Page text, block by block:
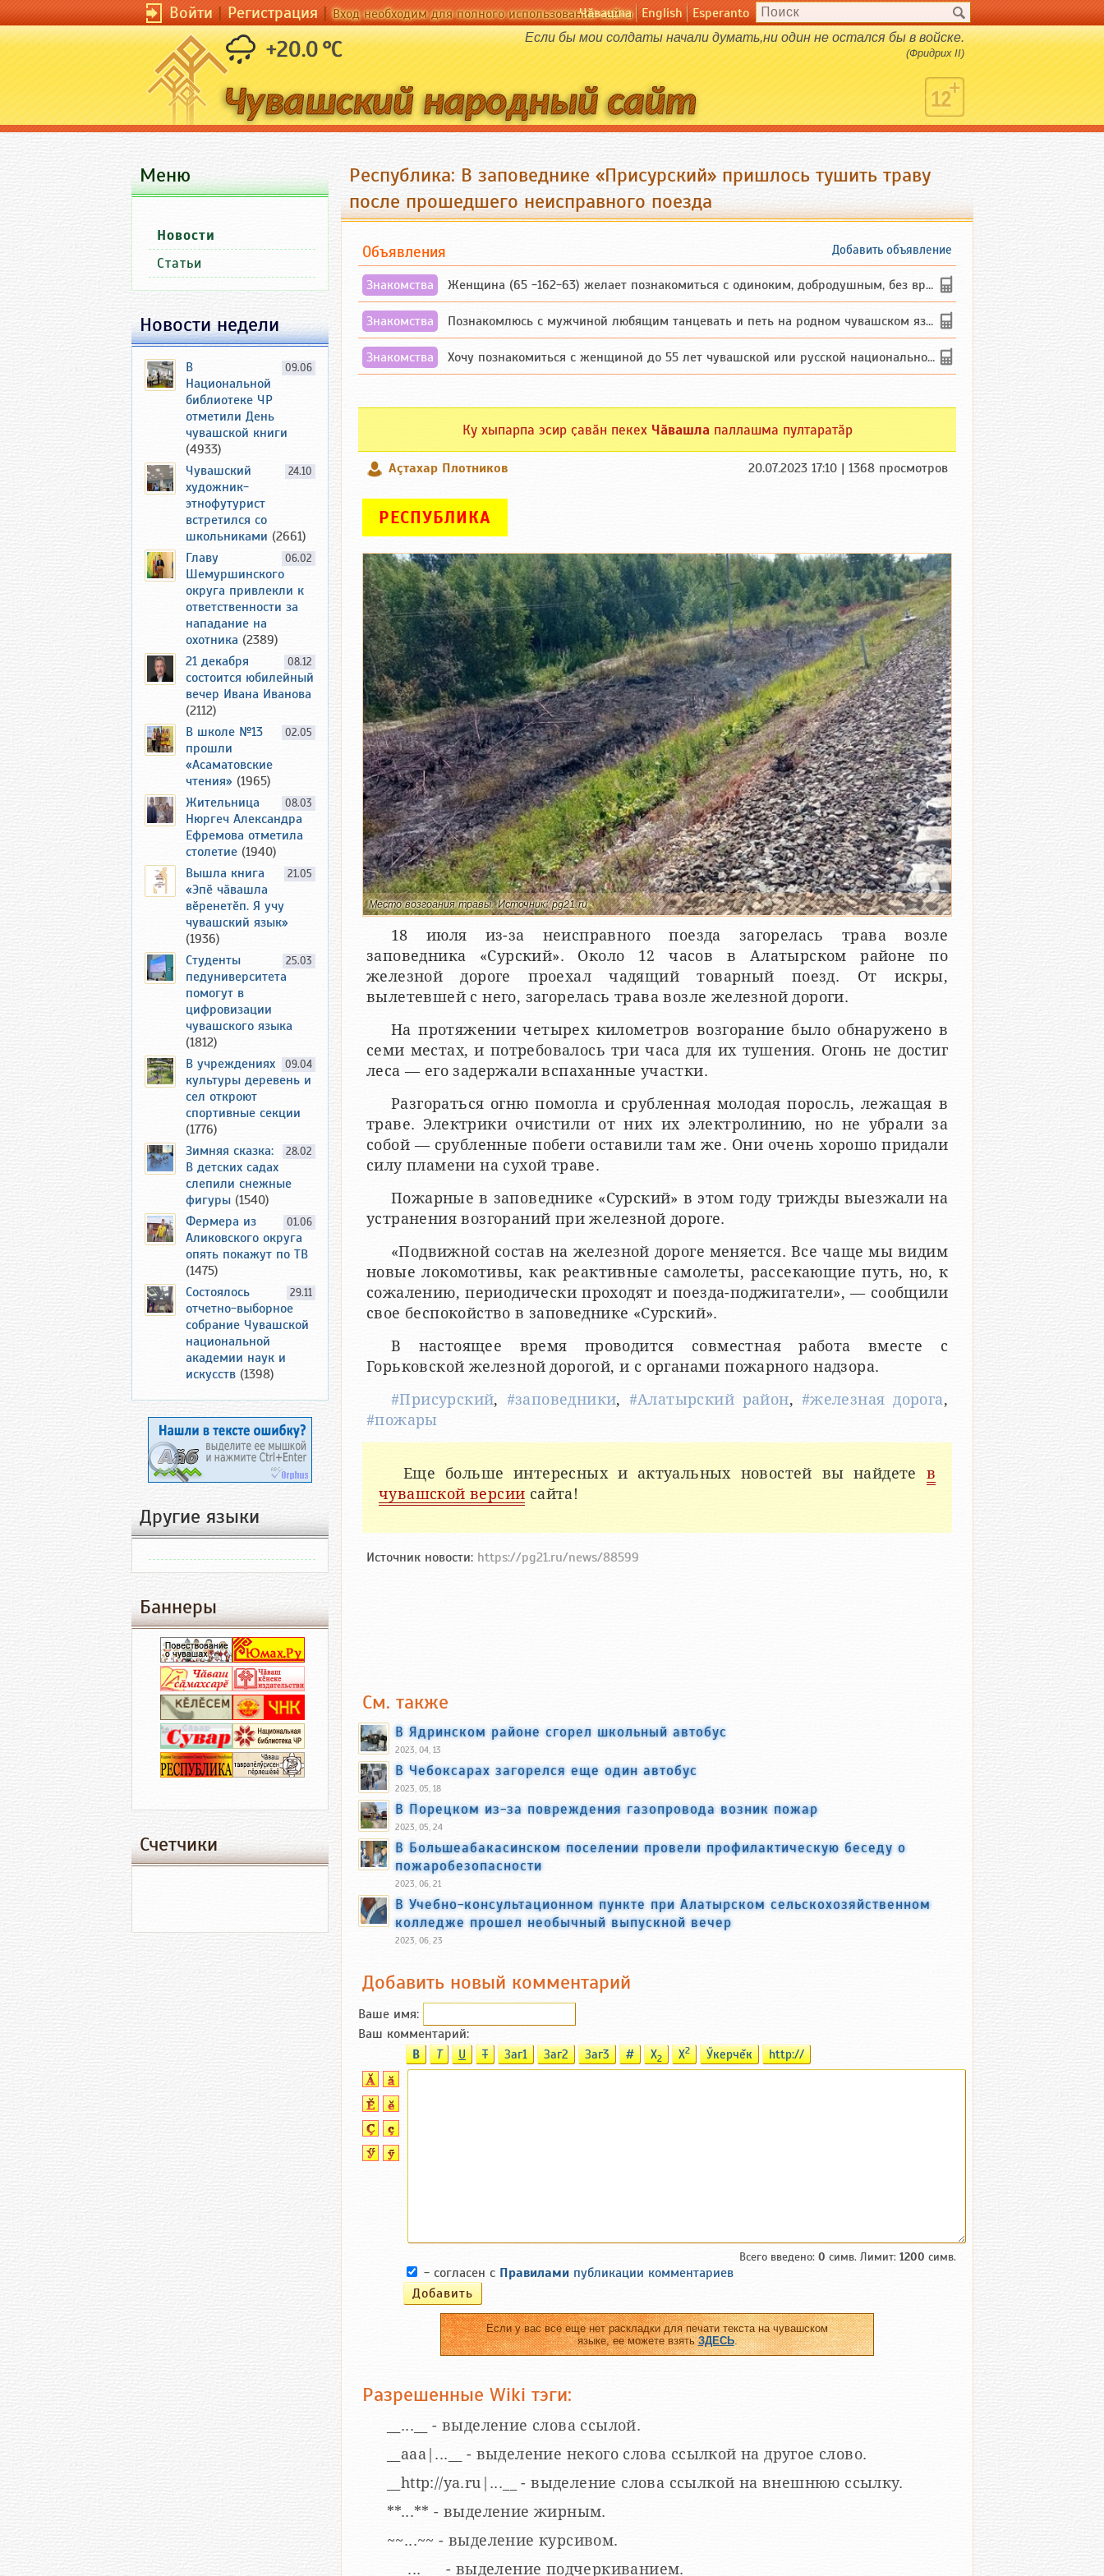
Войти|Регистрация|Вход необходим для полного использования сайта
Чӑвашла English Esperanto
+20.0 °C Если бы мои солдаты начали думать,ни один не остался бы в войске.
(Фридрих II)
Республика: В заповеднике «Присурский» пришлось тушить траву
после прошедшего неисправного поезда
Добавить объявление
Объявления
Знакомства Женщина (65 -162-63) желает познакомиться с одиноким, добродушным, без вредных ...
Знакомства Познакомлюсь с мужчиной любящим танцевать и петь на родном чувашском языке
Знакомства Хочу познакомиться с женщиной до 55 лет чувашской или русской национальности дл...
Ку хыпарпа эсир ҫавӑн пекех Чӑвашла паллашма пултаратӑр
Аçтахар Плотников 20.07.2023 17:10 | 1368 просмотров
РЕСПУБЛИКА
Место возгоания травы. Источник: pg21.ru
18 июля из-за неисправного поезда загорелась трава возле
заповедника «Сурский». Около 12 часов в Алатырском районе по
железной дороге проехал чадящий товарный поезд. От искры,
вылетевшей с него, загорелась трава возле железной дороги.
На протяжении четырех километров возгорание было обнаружено в
семи местах, и потребовалось три часа для их тушения. Огонь не достиг
леса — его задержали вспаханные участки.
Разгораться огню помогла и срубленная молодая поросль, лежащая в
траве. Электрики очистили от них их электролинию, но не убрали за
собой — срубленные побеги оставили там же. Они очень хорошо придали
силу пламени на сухой траве.
Пожарные в заповеднике «Сурский» в этом году трижды выезжали на
устранения возгораний при железной дороге.
«Подвижной состав на железной дороге меняется. Все чаще мы видим
новые локомотивы, как реактивные самолеты, рассекающие путь, но, к
сожалению, периодически проходят и поезда-поджигатели», — сообщили
свое беспокойство в заповеднике «Сурский».
В настоящее время проводится совместная работа вместе с
Горьковской железной дорогой, и с органами пожарного надзора.
#Присурский, #заповедники, #Алатырский район, #железная дорога,
#пожары
Еще больше интересных и актуальных новостей вы найдете в
чувашской версии сайта!
Источник новости: https://pg21.ru/news/88599
См. также
В Ядринском районе сгорел школьный автобус
2023, 04, 13
В Чебоксарах загорелся еще один автобус
2023, 05, 18
В Порецком из-за повреждения газопровода возник пожар
2023, 05, 24
В Большеабакасинском поселении провели профилактическую беседу о
пожаробезопасности
2023, 06, 21
В Учебно-консультационном пункте при Алатырском сельскохозяйственном
колледже прошел необычный выпускной вечер
2023, 06, 23
Добавить новый комментарий
Ваше имя:
Ваш комментарий:
B T U T Заг1 Заг2 Заг3 # X2 X2 Ӳкерчĕк http://
Всего введено: 0 симв. Лимит: 1200 симв.
- согласен с Правилами публикации комментариев
Если у вас все еще нет раскладки для печати текста на чувашском
языке, ее можете взятьЗДЕСЬ.
Разрешенные Wiki тэги:
__...__ - выделение слова ссылой.
__aaa|...__ - выделение некого слова ссылкой на другое слово.
__http://ya.ru|...__ - выделение слова ссылкой на внешнюю ссылку.
**...** - выделение жирным.
~~...~~ - выделение курсивом.
___...___ - выделение подчеркиванием.
Меню
Новости
Статьи
Новости недели
09.06
В
Национальной
библиотеке ЧР
отметили День
чувашской книги
(4933)
24.10
Чувашский
художник-
этнофутурист
встретился со
школьниками (2661)
06.02
Главу
Шемуршинского
округа привлекли к
ответственности за
нападание на
охотника (2389)
08.12
21 декабря
состоится юбилейный
вечер Ивана Иванова
(2112)
02.05
В школе №13
прошли
«Асаматовские
чтения» (1965)
08.03
Жительница
Нюргеч Александра
Ефремова отметила
столетие (1940)
21.05
Вышла книга
«Эпӗ чӑвашла
вӗренетӗп. Я учу
чувашский язык»
(1936)
25.03
Студенты
педуниверситета
помогут в
цифровизации
чувашского языка
(1812)
09.04
В учреждениях
культуры деревень и
сел откроют
спортивные секции
(1776)
28.02
Зимняя сказка:
В детских садах
слепили снежные
фигуры (1540)
01.06
Фермера из
Аликовского округа
опять покажут по ТВ
(1475)
29.11
Состоялось
отчетно-выборное
собрание Чувашской
национальной
академии наук и
искусств (1398)
Другие языки
Баннеры
Счетчики